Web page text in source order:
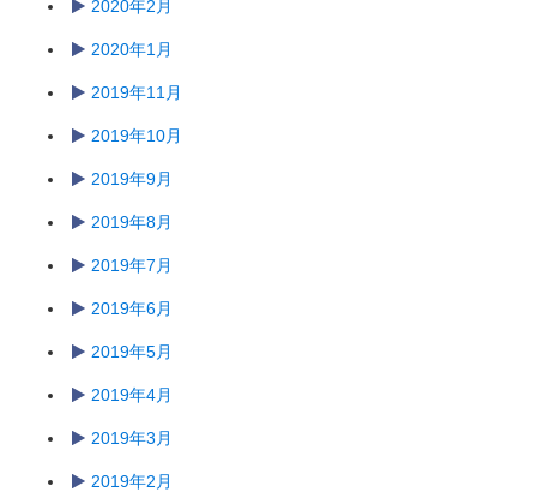
2020年2月
2020年1月
2019年11月
2019年10月
2019年9月
2019年8月
2019年7月
2019年6月
2019年5月
2019年4月
2019年3月
2019年2月